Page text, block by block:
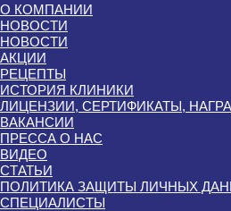
О КОМПАНИИ
НОВОСТИ
НОВОСТИ
АКЦИИ
РЕЦЕПТЫ
ИСТОРИЯ КЛИНИКИ
ЛИЦЕНЗИИ, СЕРТИФИКАТЫ,
ВАКАНСИИ
ПРЕССА О НАС
ВИДЕО
СТАТЬИ
ПОЛИТИКА ЗАЩИТЫ ЛИЧНЫХ
СПЕЦИАЛИСТЫ